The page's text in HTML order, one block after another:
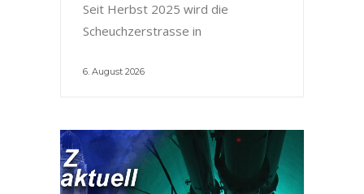
Seit Herbst 2025 wird die
Scheuchzerstrasse in
6. August 2026